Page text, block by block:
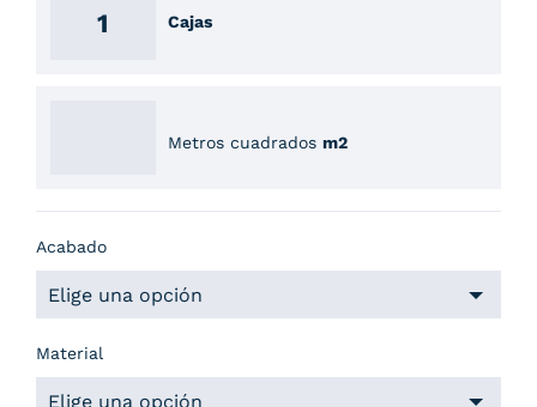
Cajas
Metros cuadrados m2
Acabado
Material